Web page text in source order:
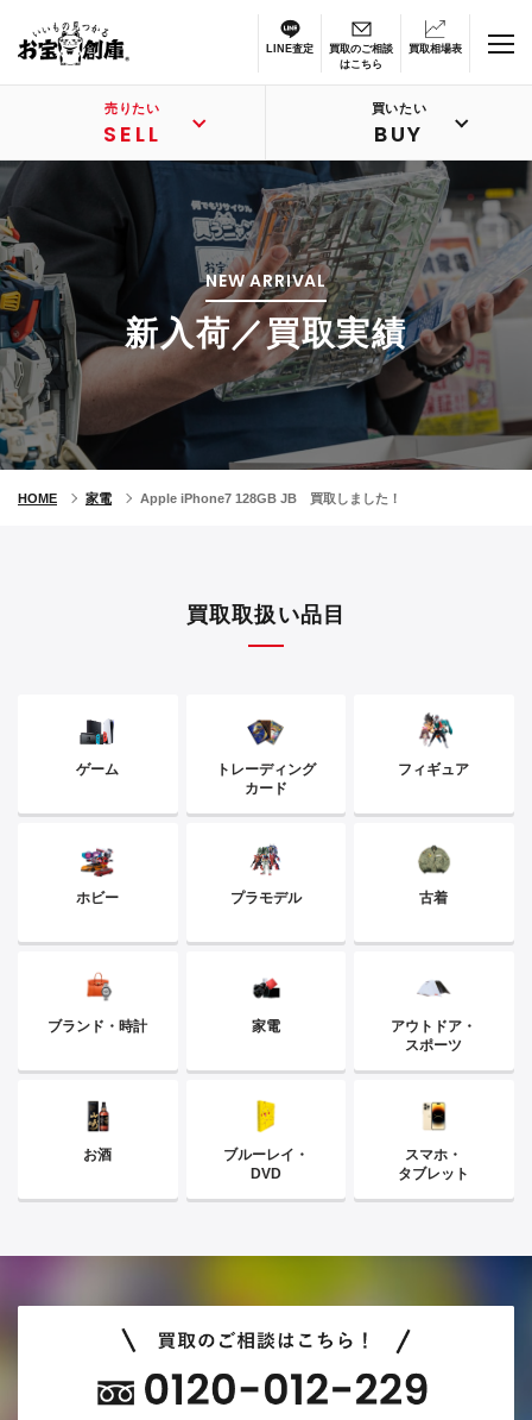
LINE査定
買取のご相談
はこちら
買取相場表
売りたい
SELL
買いたい
BUY
NEW ARRIVAL
新入荷／買取実績
HOME 家電 Apple iPhone7 128GB JB 買取しました！
買取取扱い品目
ゲーム
トレーディング
カード
フィギュア
ホビー プラモデル 古着
ブランド・時計 家電
アウトドア・
スポーツ
お酒
ブルーレイ・
DVD
スマホ・
タブレット